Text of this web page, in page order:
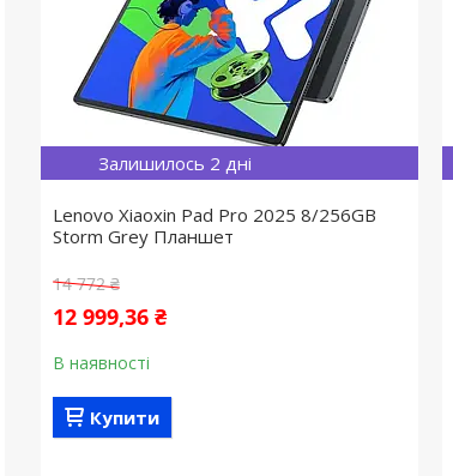
Залишилось 2 дні
Lenovo Xiaoxin Pad Pro 2025 8/256GB
Storm Grey Планшет
14 772 ₴
12 999,36 ₴
В наявності
Купити